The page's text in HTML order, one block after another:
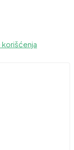
korišćenja